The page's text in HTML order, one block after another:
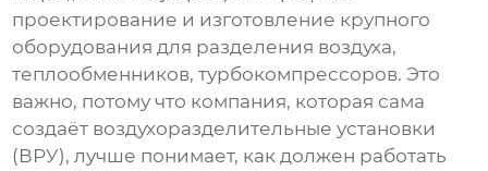
проектирование и изготовление крупного
оборудования для разделения воздуха,
теплообменников, турбокомпрессоров. Это
важно, потому что компания, которая сама
создаёт воздухоразделительные установки
(ВРУ), лучше понимает, как должен работать